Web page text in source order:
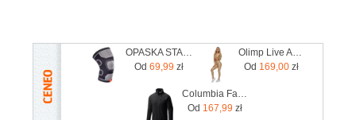
OPASKA STABILIZUJĄCA KOLANO XL /ADIDAS
Od 69,99 zł
Olimp Live And Fight Damskie legginsy Queens Gang Olimp Women's Leggings High Waist XL
Od 169,00 zł
Columbia Fast Trek Light 1772751010 czarny
Od 167,99 zł